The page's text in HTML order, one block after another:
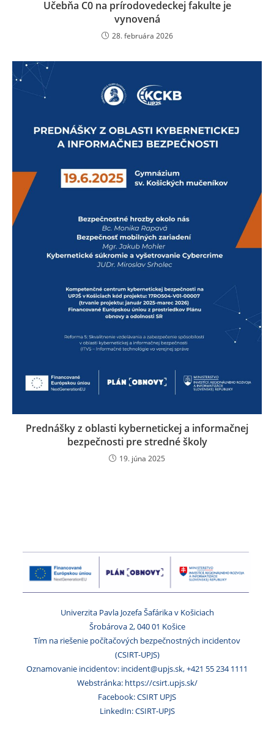
Učebňa C0 na prírodovedeckej fakulte je
vynovená
28. februára 2026
Prednášky z oblasti kybernetickej a informačnej
bezpečnosti pre stredné školy
19. júna 2025
Univerzita Pavla Jozefa Šafárika v Košiciach
Šrobárova 2, 040 01 Košice
Tím na riešenie počítačových bezpečnostných incidentov
(CSIRT-UPJS)
Oznamovanie incidentov: incident@upjs.sk, +421 55 234 1111
Webstránka: https://csirt.upjs.sk/
Facebook: CSIRT UPJS
LinkedIn: CSIRT-UPJS